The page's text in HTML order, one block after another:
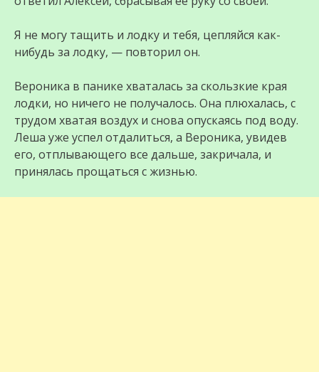
Я не могу тащить и лодку и тебя, цепляйся как-
нибудь за лодку, — повторил он.
Вероника в панике хваталась за скользкие края
лодки, но ничего не получалось. Она плюхалась, с
трудом хватая воздух и снова опускаясь под воду.
Леша уже успел отдалиться, а Вероника, увидев
его, отплывающего все дальше, закричала, и
принялась прощаться с жизнью.